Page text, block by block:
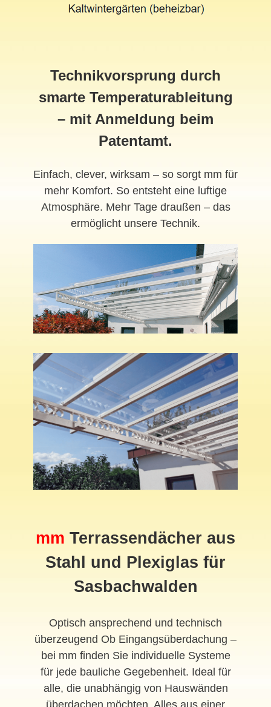
Technikvorsprung durch
smarte Temperaturableitung
– mit Anmeldung beim
Patentamt.
Einfach, clever, wirksam – so sorgt mm für
mehr Komfort. So entsteht eine luftige
Atmosphäre. Mehr Tage draußen – das
ermöglicht unsere Technik.
mm Terrassendächer aus
Stahl und Plexiglas für
Sasbachwalden
Optisch ansprechend und technisch
überzeugend Ob Eingangsüberdachung –
bei mm finden Sie individuelle Systeme
für jede bauliche Gegebenheit. Ideal für
alle, die unabhängig von Hauswänden
überdachen möchten. Alles aus einer